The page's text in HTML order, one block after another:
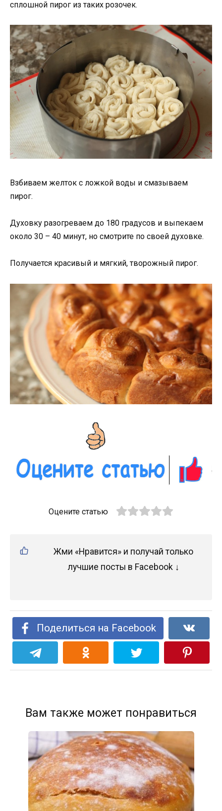
сплошной пирог из таких розочек.
Взбиваем желток с ложкой воды и смазываем
пирог.
Духовку разогреваем до 180 градусов и выпекаем
около 30 – 40 минут, но смотрите по своей духовке.
Получается красивый и мягкий, творожный пирог.
Оцените статью
Жми «Нравится» и получай только
лучшие посты в Facebook ↓
Поделиться на Facebook
Вам также может понравиться